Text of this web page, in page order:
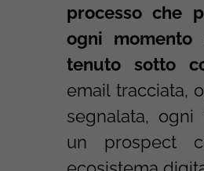
processo che
ogni momento
tenuto sotto
email tracciata,
segnalata, ogni
un prospect